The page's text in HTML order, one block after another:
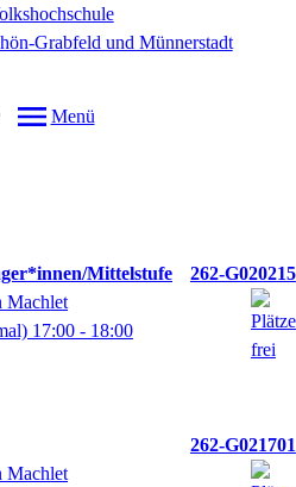
Grabfeld und Münnerstadt
Menü
Mittelstufe
262-G020215
Machlet
17:00 - 18:00
262-G021701
Machlet